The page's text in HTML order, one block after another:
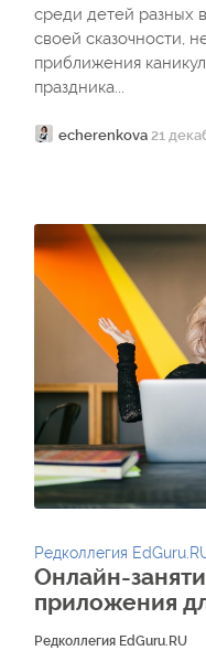
среди детей разных
своей сказочности,
приближения
праздника...
echerenkova 21
Редколлегия
Онлайн-
приложения
Редколлегия EdGuru.RU